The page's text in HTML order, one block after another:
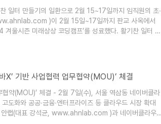
일터 만들기의 일환으로 2월 15~17일까지 임직원의 초∙
)이 2월 15일~17일까지 판교 사옥에서
울시즌 미래상상 코딩캠프’를 성료했다. 활기찬 일터 만
영 등 다양한 프로그램을 진행했다. 이번 코딩캠프에
기반 사업협력 업무협약(MOU)’ 체결
협약(MOU)’ 체결 - 2월 7일(수), 서울 역삼동 네이버클라
도화와 공공∙금융∙엔터프라이즈 등 클라우드 시장 확대
안랩(대표 강석균, www.ahnlab.com )과 네이버클라우